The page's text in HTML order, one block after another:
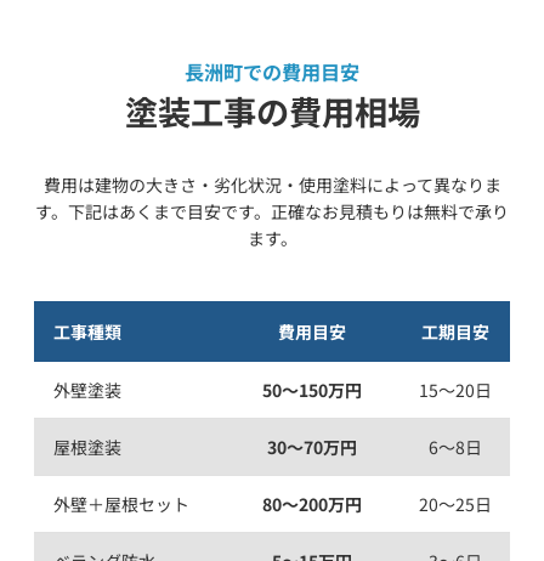
長洲町での費用目安
塗装工事の費用相場
費用は建物の大きさ・劣化状況・使用塗料によって異なりま
す。下記はあくまで目安です。正確なお見積もりは無料で承り
ます。
工事種類 費用目安 工期目安
外壁塗装 50〜150万円 15〜20日
屋根塗装 30〜70万円 6〜8日
外壁＋屋根セット 80〜200万円 20〜25日